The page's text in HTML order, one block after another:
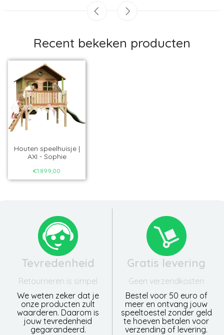
Recent bekeken producten
Houten speelhuisje |
AXI - Sophie
€1.899,00
Tevredenheid
Retourneren is simpel
We weten zeker dat je
onze producten zult
waarderen. Daarom is
jouw tevredenheid
gegarandeerd.
Gratis levering
Geen verzendkosten
Bestel voor 50 euro of
meer en ontvang jouw
speeltoestel zonder geld
te hoeven betalen voor
verzending of levering.